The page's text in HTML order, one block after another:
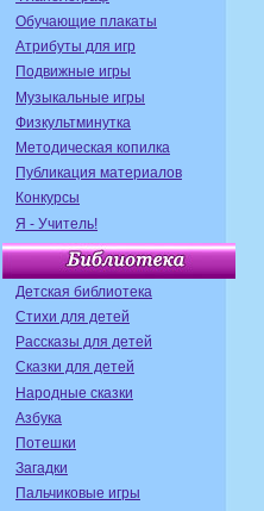
Обучающие плакаты
Атрибуты для игр
Подвижные игры
Музыкальные игры
Физкультминутка
Методическая копилка
Публикация материалов
Конкурсы
Я - Учитель!
Детская библиотека
Стихи для детей
Рассказы для детей
Сказки для детей
Народные сказки
Азбука
Потешки
Загадки
Пальчиковые игры